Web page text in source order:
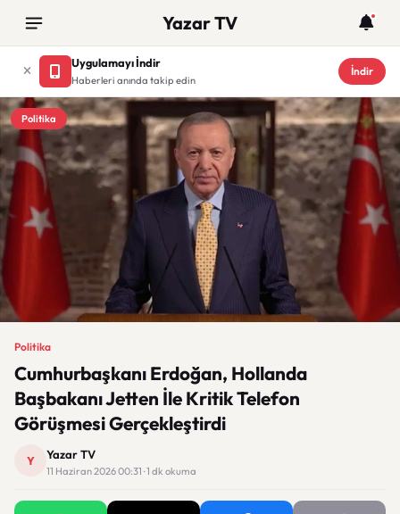
Yazar TV
Uygulamayı İndir
Haberleri anında takip edin
İndir
Politika
Politika
Cumhurbaşkanı Erdoğan, Hollanda
Başbakanı Jetten İle Kritik Telefon
Görüşmesi Gerçekleştirdi
Y Yazar TV
11 Haziran 2026 00:31 · 1 dk okuma